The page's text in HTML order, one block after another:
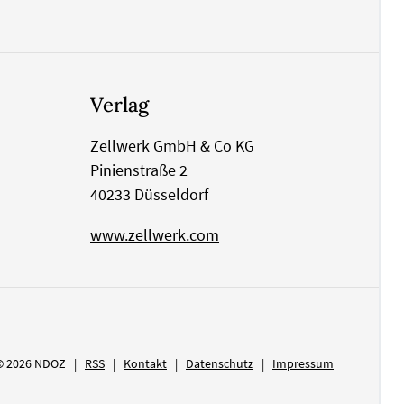
Verlag
Zellwerk GmbH & Co KG
Pinienstraße 2
40233 Düsseldorf
www.zellwerk.com
2026 NDOZ RSS Kontakt Datenschutz Impressum